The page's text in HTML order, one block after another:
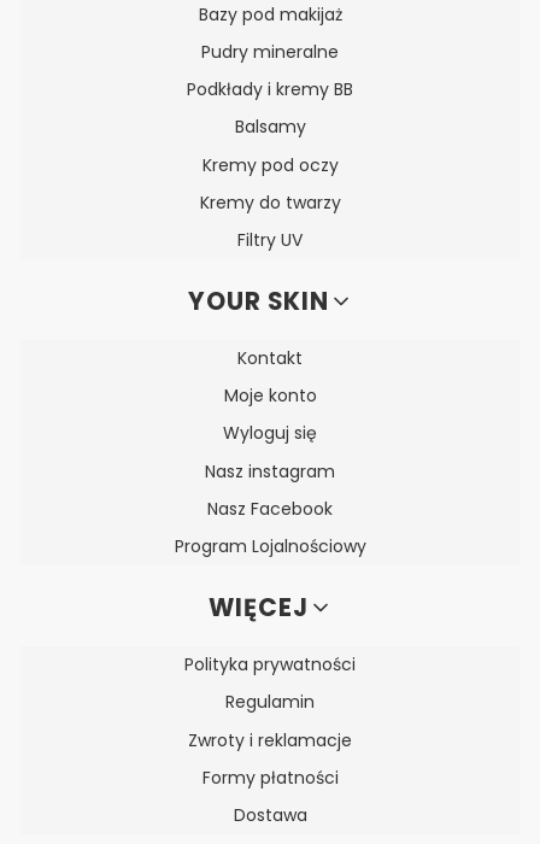
Bazy pod makijaż
Pudry mineralne
Podkłady i kremy BB
Balsamy
Kremy pod oczy
Kremy do twarzy
Filtry UV
YOUR SKIN
Kontakt
Moje konto
Wyloguj się
Nasz instagram
Nasz Facebook
Program Lojalnościowy
WIĘCEJ
Polityka prywatności
Regulamin
Zwroty i reklamacje
Formy płatności
Dostawa